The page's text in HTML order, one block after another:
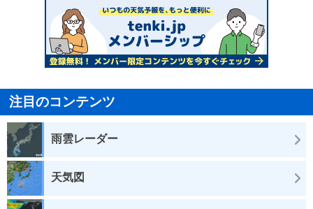
注目のコンテンツ
雨雲レーダー
天気図